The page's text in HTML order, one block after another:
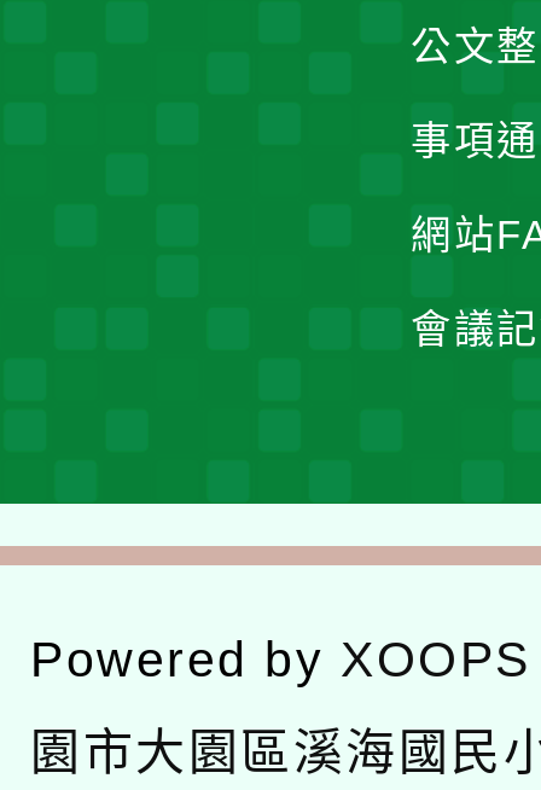
公文
事項
網站
會議
Powered by XOOPS
園市大園區溪海國民